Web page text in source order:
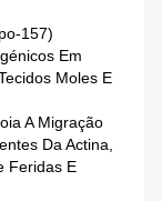
157)
Em
Moles E
A Migração
Da Actina,
Feridas E